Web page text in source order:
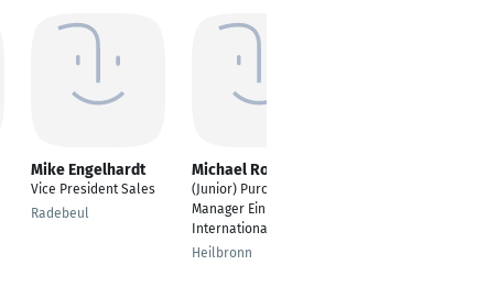
Mike Engelhardt
Vice President Sales
Radebeul
Michael Root
(Junior) Purchasing
Manager Einkauf
International
Heilbronn